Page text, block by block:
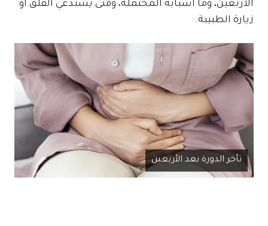
الأربعين، وما أسبابه المحتملة، ومتى يستدعي القلق أو
زيارة الطبيبة.
تأخر الدورة بعد الأربعين